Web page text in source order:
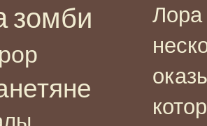
зомби